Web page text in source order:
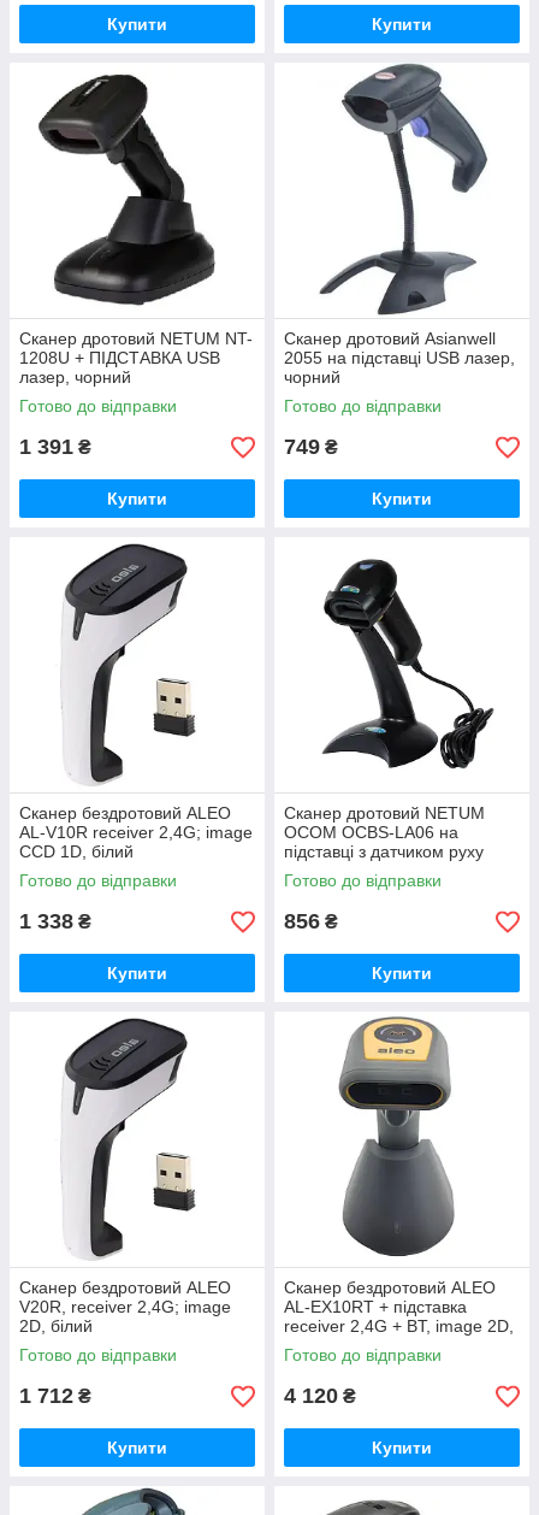
Купити Купити
Сканер дротовий NETUM NT-
1208U + ПІДСТАВКА USB
лазер, чорний
Готово до відправки
1 391 ₴
Купити
Сканер дротовий Asianwell
2055 на підставці USB лазер,
чорний
Готово до відправки
749 ₴
Купити
Сканер бездротовий ALEO
AL-V10R receiver 2,4G; image
CCD 1D, білий
Готово до відправки
1 338 ₴
Купити
Сканер дротовий NETUM
OCOM OCBS-LA06 на
підставці з датчиком руху
RS232 лазер, чорний
Готово до відправки
856 ₴
Купити
Сканер бездротовий ALEO
V20R, receiver 2,4G; image
2D, білий
Готово до відправки
1 712 ₴
Купити
Сканер бездротовий ALEO
AL-EX10RT + підставка
receiver 2,4G + BT, image 2D,
помаранч.
Готово до відправки
4 120 ₴
Купити